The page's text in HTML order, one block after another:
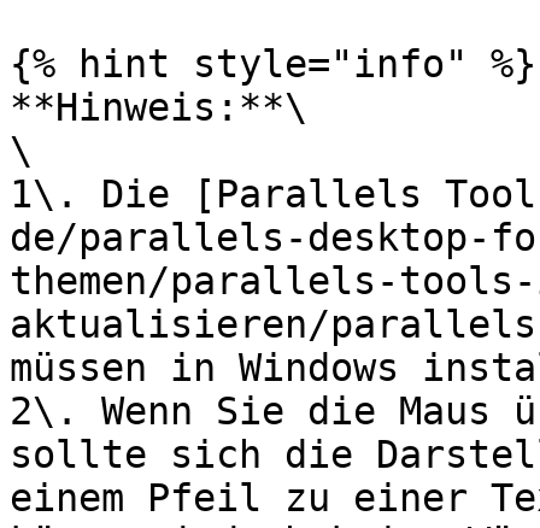
{% hint style="info" %}
**Hinweis:**\
\
1\. Die [Parallels
de/parallels-desktop-
themen/parallels-
aktualisieren/
müssen in Windows
2\. Wenn Sie die Maus
sollte sich die
einem Pfeil zu einer